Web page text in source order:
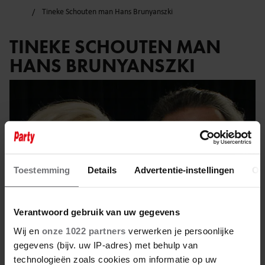
Toestemming Details Advertentie-instellingen
Verantwoord gebruik van uw gegevens
Wij en onze 1022 partners verwerken je persoonlijke
gegevens (bijv. uw IP-adres) met behulp van
technologieën zoals cookies om informatie op uw
Tineke Schouten man Hans Brunyanszki
TINEKE SCHOUTEN MAN
HANS BRUNYANSZKI